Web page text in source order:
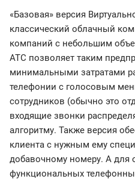
«Базовая» версия
классический облачный
компаний с небольшим
АТС позволяет таким
минимальными затратами
телефонии с голосовым
сотрудников (обычно это
входящие звонки
алгоритму. Также версия
клиента с нужным ему
добавочному номеру. А для
функциональных